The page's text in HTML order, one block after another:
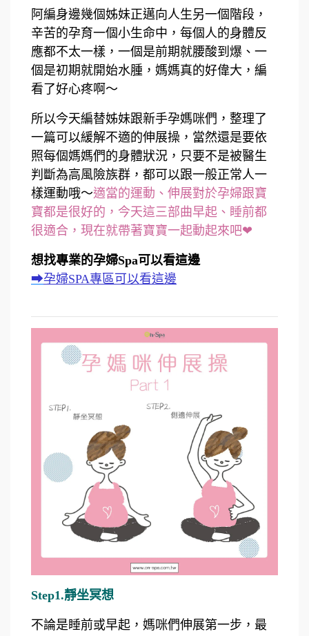
阿編身邊幾個姊妹正邁向人生另一個階段，
辛苦的孕育一個小生命中，每個人的身體反
應都不太一樣，一個是前期就腰酸到爆、一
個是初期就開始水腫，媽媽真的好偉大，編
看了好心疼啊～
所以今天編替姊妹跟新手孕媽咪們，整理了
一篇可以緩解不適的伸展操，當然還是要依
照每個媽媽們的身體狀況，只要不是被醫生
判斷為高風險族群，都可以跟一般正常人一
樣運動哦～適當的運動、伸展對於孕婦跟寶
寶都是很好的，今天這三部曲早起、睡前都
很適合，現在就帶著寶寶一起動起來吧❤
想找專業的孕婦Spa可以看這邊
➡孕婦SPA專區可以看這邊
Step1.靜坐冥想
不論是睡前或早起，媽咪們伸展第一步，最